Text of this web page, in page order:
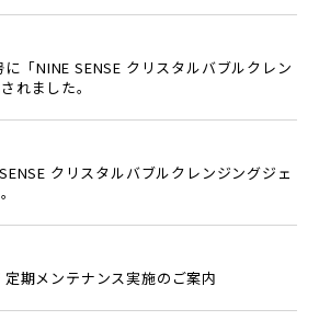
「NINE SENSE クリスタルバブルクレン
れました。
クリスタルバブルクレンジングジェ
期メンテナンス実施のご案内